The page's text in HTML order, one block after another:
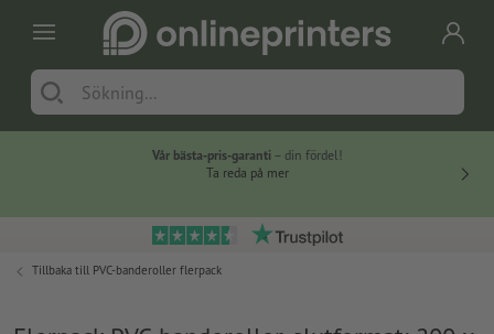
Vår bästa-pris-garanti – din fördel!
Ta reda på mer
Tillbaka till PVC-banderoller flerpack